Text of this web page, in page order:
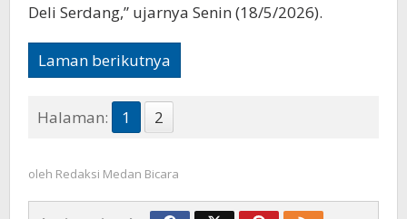
Deli Serdang,” ujarnya Senin (18/5/2026).
Laman berikutnya
Halaman: 1 2
oleh Redaksi Medan Bicara